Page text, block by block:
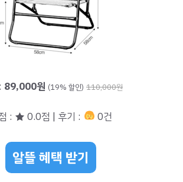
89,000원 (19% 할인) 110,000원
: ★ 0.0점 | 후기 : 0건
알뜰 혜택 받기